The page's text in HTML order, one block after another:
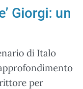
Giorgi: un
di Italo
per